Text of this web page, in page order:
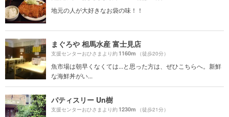
地元の人が大好きなお袋の味！！
まぐろや 相馬水産 富士見店
支援センターおひさまより約1160m （徒歩20分）
魚市場は朝早くなくては...と思った方は、ぜひこちらへ。新鮮
な海鮮丼がい...
パティスリー Un樹
支援センターおひさまより約1230m （徒歩21分）